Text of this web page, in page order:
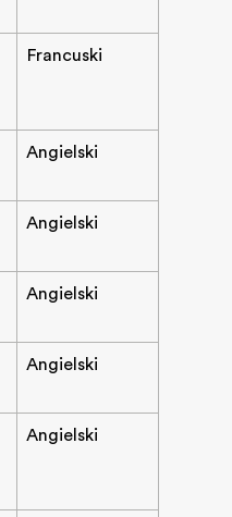
Francuski
Angielski
Angielski
Angielski
Angielski
Angielski